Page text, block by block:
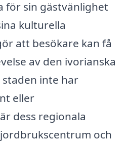
för sin gästvänlighet
kulturella
att besökare kan få
av den ivorianska
staden inte har
eller
dess regionala
och